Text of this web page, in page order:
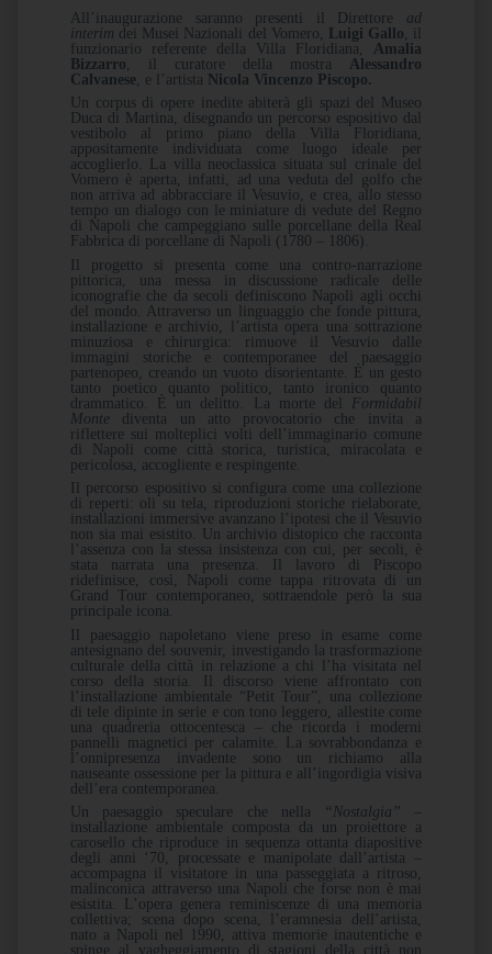
All’inaugurazione saranno presenti il Direttore ad
interim dei Musei Nazionali del Vomero, Luigi Gallo , il
funzionario referente della Villa Floridiana, Amalia
Bizzarro , il curatore della mostra Alessandro
Calvanese , e l’artista Nicola Vincenzo Piscopo.
Un corpus di opere inedite abiterà gli spazi del Museo
Duca di Martina, disegnando un percorso espositivo dal
vestibolo al primo piano della Villa Floridiana,
appositamente individuata come luogo ideale per
accoglierlo. La villa neoclassica situata sul crinale del
Vomero è aperta, infatti, ad una veduta del golfo che
non arriva ad abbracciare il Vesuvio, e crea, allo stesso
tempo un dialogo con le miniature di vedute del Regno
di Napoli che campeggiano sulle porcellane della Real
Fabbrica di porcellane di Napoli (1780 – 1806).
Il progetto si presenta come una contro-narrazione
pittorica, una messa in discussione radicale delle
iconografie che da secoli definiscono Napoli agli occhi
del mondo. Attraverso un linguaggio che fonde pittura,
installazione e archivio, l’artista opera una sottrazione
minuziosa e chirurgica: rimuove il Vesuvio dalle
immagini storiche e contemporanee del paesaggio
partenopeo, creando un vuoto disorientante. È un gesto
tanto poetico quanto politico, tanto ironico quanto
drammatico. È un delitto. La morte del Formidabil
Monte diventa un atto provocatorio che invita a
riflettere sui molteplici volti dell’immaginario comune
di Napoli come città storica, turistica, miracolata e
pericolosa, accogliente e respingente.
Il percorso espositivo si configura come una collezione
di reperti: oli su tela, riproduzioni storiche rielaborate,
installazioni immersive avanzano l’ipotesi che il Vesuvio
non sia mai esistito. Un archivio distopico che racconta
l’assenza con la stessa insistenza con cui, per secoli, è
stata narrata una presenza. Il lavoro di Piscopo
ridefinisce, così, Napoli come tappa ritrovata di un
Grand Tour contemporaneo, sottraendole però la sua
principale icona.
Il paesaggio napoletano viene preso in esame come
antesignano del souvenir, investigando la trasformazione
culturale della città in relazione a chi l’ha visitata nel
corso della storia. Il discorso viene affrontato con
l’installazione ambientale “Petit Tour”, una collezione
di tele dipinte in serie e con tono leggero, allestite come
una quadreria ottocentesca – che ricorda i moderni
pannelli magnetici per calamite. La sovrabbondanza e
l’onnipresenza invadente sono un richiamo alla
nauseante ossessione per la pittura e all’ingordigia visiva
dell’era contemporanea.
Un paesaggio speculare che nella
“Nostalgia”
installazione ambientale composta da un proiettore a
carosello che riproduce in sequenza ottanta diapositive
degli anni ‘70, processate e manipolate dall’artista –
accompagna il visitatore in una passeggiata a ritroso,
malinconica attraverso una Napoli che forse non è mai
esistita. L’opera genera reminiscenze di una memoria
collettiva; scena dopo scena, l’eramnesia dell’artista,
nato a Napoli nel 1990, attiva memorie inautentiche e
spinge al vagheggiamento di stagioni della città non